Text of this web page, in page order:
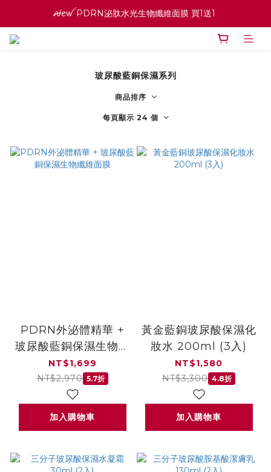
ꫛꫀꪝ PDRN泌肽水光生物纖維面膜 買1送1
ꫛꫀꪝ PDRN泌肽水光生物纖維面膜 買1送1
寵愛之名官網會員招募中 ♡ 八月消費紅利加倍送
ꫛꫀꪝ PDRN泌肽水光生物纖維面膜 買1送1
玻尿酸藍銅保濕系列
商品排序
每頁顯示 24 個
PDRN外泌體精華 +
玻尿酸藍銅保濕生物纖
維面膜
NT$1,699
NT$2,970 5.7折
加入購物車
黃金藍銅玻尿酸保濕化
妝水 200ml (3入)
NT$1,580
NT$3,300 4.8折
加入購物車